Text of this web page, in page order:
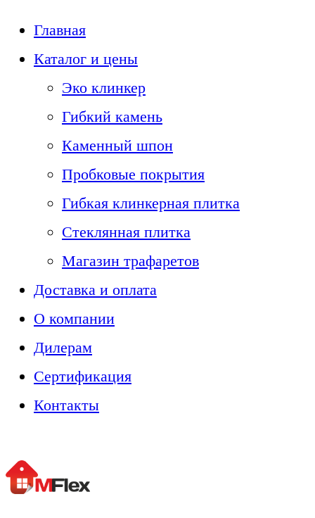
Главная
Каталог и цены
Эко клинкер
Гибкий камень
Каменный шпон
Пробковые покрытия
Гибкая клинкерная плитка
Стеклянная плитка
Магазин трафаретов
Доставка и оплата
О компании
Дилерам
Сертификация
Контакты